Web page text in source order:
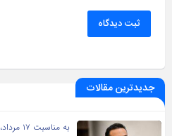
ثبت دیدگاه
جدیدترین مقالات
به مناسبت ۱۷ مرداد، روز خبرنگار؛